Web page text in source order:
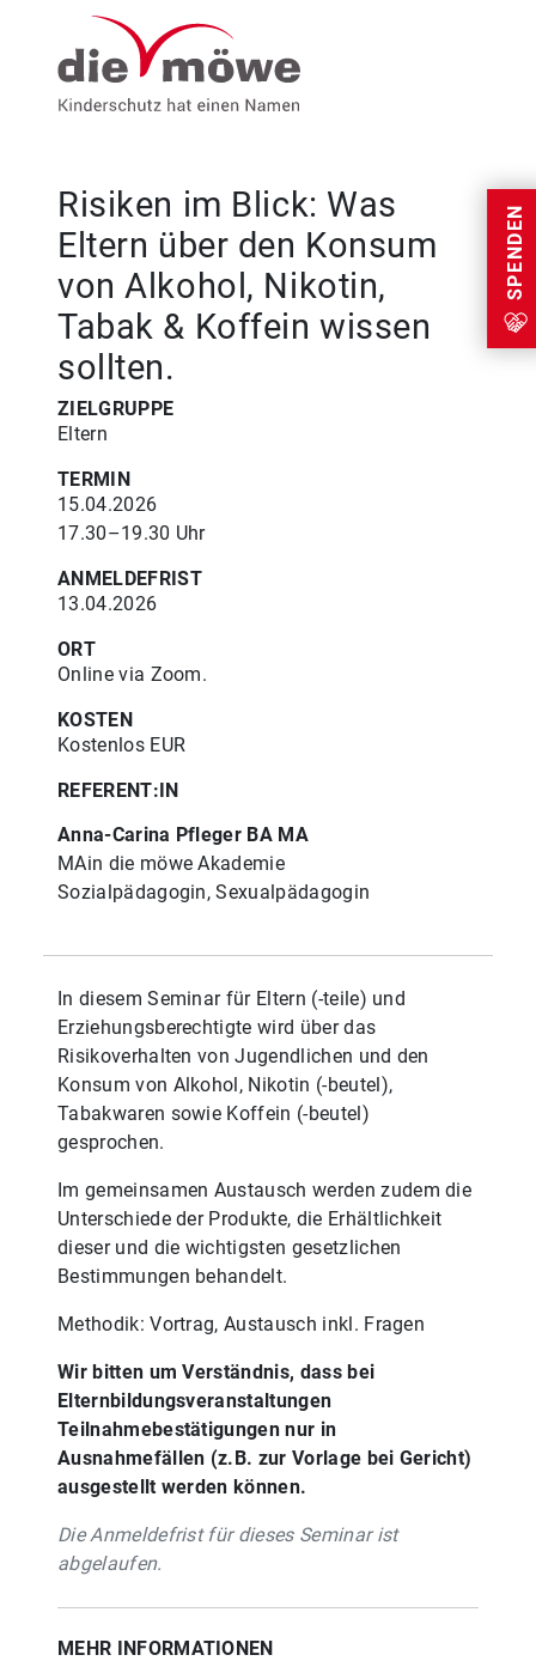
Weiter zum Inhalt
SPENDEN
Risiken im Blick: Was
Eltern über den Konsum
von Alkohol, Nikotin,
Tabak & Koffein wissen
sollten.
ZIELGRUPPE
Eltern
TERMIN
15.04.2026
17.30–19.30 Uhr
ANMELDEFRIST
13.04.2026
ORT
Online via Zoom.
KOSTEN
Kostenlos EUR
REFERENT:IN
Anna-Carina Pfleger BA MA
MAin die möwe Akademie
Sozialpädagogin, Sexualpädagogin
In diesem Seminar für Eltern (-teile) und
Erziehungsberechtigte wird über das
Risikoverhalten von Jugendlichen und den
Konsum von Alkohol, Nikotin (-beutel),
Tabakwaren sowie Koffein (-beutel)
gesprochen.
Im gemeinsamen Austausch werden zudem die
Unterschiede der Produkte, die Erhältlichkeit
dieser und die wichtigsten gesetzlichen
Bestimmungen behandelt.
Methodik: Vortrag, Austausch inkl. Fragen
Wir bitten um Verständnis, dass bei
Elternbildungsveranstaltungen
Teilnahmebestätigungen nur in
Ausnahmefällen (z.B. zur Vorlage bei Gericht)
ausgestellt werden können.
Die Anmeldefrist für dieses Seminar ist
abgelaufen.
MEHR INFORMATIONEN